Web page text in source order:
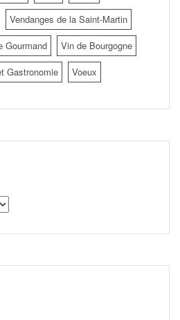
Vendanges de la Saint-Martin
Gourmand
Vin de Bourgogne
Gastronomie Voeux